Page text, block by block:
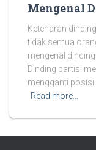
Mengenal
Ketenaran
tidak semua
mengenal
Dinding partisi
mengganti posisi
Read more…